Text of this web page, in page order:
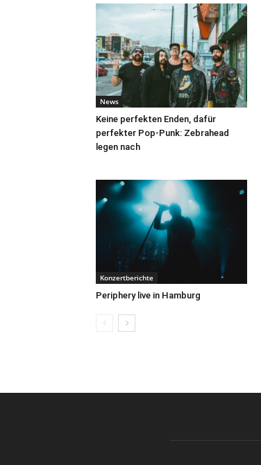
News
Keine perfekten Enden, dafür
perfekter Pop-Punk: Zebrahead
legen nach
Konzertberichte
Periphery live in Hamburg